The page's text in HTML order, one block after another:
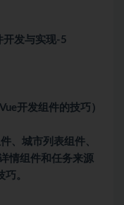
开发与实现-5
开发组件的技巧）
、城市列表组件、
情组件和任务来源
。